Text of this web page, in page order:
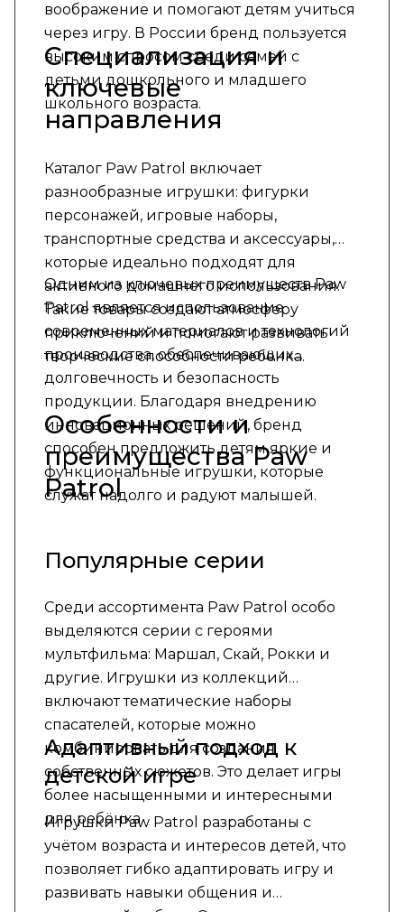
воображение и помогают детям учиться
через игру. В России бренд пользуется
высоким спросом среди семей с
детьми дошкольного и младшего
школьного возраста.
Специализация и
ключевые
направления
Каталог Paw Patrol включает
разнообразные игрушки: фигурки
персонажей, игровые наборы,
транспортные средства и аксессуары,
которые идеально подходят для
активного домашнего использования.
Такие товары создают атмосферу
приключений и помогают развивать
творческие способности ребёнка.
Одним из ключевых преимуществ Paw
Patrol является использование
современных материалов и технологий
производства, обеспечивающих
долговечность и безопасность
продукции. Благодаря внедрению
инновационных решений, бренд
способен предложить детям яркие и
функциональные игрушки, которые
служат надолго и радуют малышей.
Особенности и
преимущества Paw
Patrol
Популярные серии
Среди ассортимента Paw Patrol особо
выделяются серии с героями
мультфильма: Маршал, Скай, Рокки и
другие. Игрушки из коллекций
включают тематические наборы
спасателей, которые можно
комбинировать для создания
собственных сюжетов. Это делает игры
более насыщенными и интересными
для ребёнка.
Адаптивный подход к
детской игре
Игрушки Paw Patrol разработаны с
учётом возраста и интересов детей, что
позволяет гибко адаптировать игру и
развивать навыки общения и